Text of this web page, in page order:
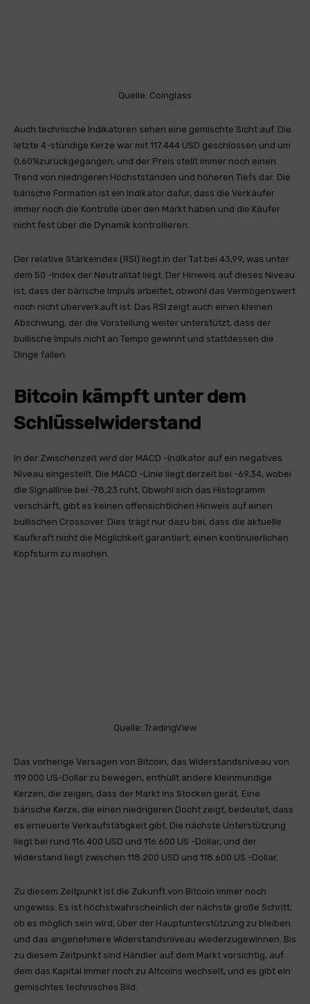
Quelle: Coinglass
Auch technische Indikatoren sehen eine gemischte Sicht auf. Die
letzte 4-stündige Kerze war mit 117.444 USD geschlossen und um
0,60%zurückgegangen, und der Preis stellt immer noch einen
Trend von niedrigeren Höchstständen und höheren Tiefs dar. Die
bärische Formation ist ein Indikator dafür, dass die Verkäufer
immer noch die Kontrolle über den Markt haben und die Käufer
nicht fest über die Dynamik kontrollieren.
Der relative Stärkeindex (RSI) liegt in der Tat bei 43,99, was unter
dem 50 -Index der Neutralität liegt. Der Hinweis auf dieses Niveau
ist, dass der bärische Impuls arbeitet, obwohl das Vermögenswert
noch nicht überverkauft ist. Das RSI zeigt auch einen kleinen
Abschwung, der die Vorstellung weiter unterstützt, dass der
bullische Impuls nicht an Tempo gewinnt und stattdessen die
Dinge fallen.
Bitcoin kämpft unter dem
Schlüsselwiderstand
In der Zwischenzeit wird der MACD -Indikator auf ein negatives
Niveau eingestellt. Die MACD -Linie liegt derzeit bei -69,34, wobei
die Signallinie bei -78,23 ruht. Obwohl sich das Histogramm
verschärft, gibt es keinen offensichtlichen Hinweis auf einen
bullischen Crossover. Dies trägt nur dazu bei, dass die aktuelle
Kaufkraft nicht die Möglichkeit garantiert, einen kontinuierlichen
Kopfsturm zu machen.
Quelle: TradingView
Das vorherige Versagen von Bitcoin, das Widerstandsniveau von
119.000 US-Dollar zu bewegen, enthüllt andere kleinmundige
Kerzen, die zeigen, dass der Markt ins Stocken gerät. Eine
bärische Kerze, die einen niedrigeren Docht zeigt, bedeutet, dass
es erneuerte Verkaufstätigkeit gibt. Die nächste Unterstützung
liegt bei rund 116.400 USD und 116.600 US -Dollar, und der
Widerstand liegt zwischen 118.200 USD und 118.600 US -Dollar.
Zu diesem Zeitpunkt ist die Zukunft von Bitcoin immer noch
ungewiss. Es ist höchstwahrscheinlich der nächste große Schritt,
ob es möglich sein wird, über der Hauptunterstützung zu bleiben
und das angenehmere Widerstandsniveau wiederzugewinnen. Bis
zu diesem Zeitpunkt sind Händler auf dem Markt vorsichtig, auf
dem das Kapital immer noch zu Altcoins wechselt, und es gibt ein
gemischtes technisches Bild.